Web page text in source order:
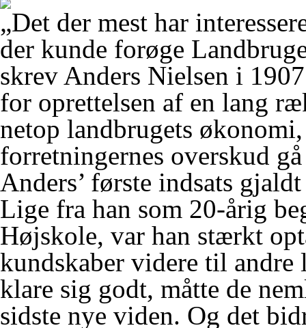
„Det der mest har
der kunde forøge
skrev Anders Nielsen i
for oprettelsen af en lang
netop landbrugets
forretningernes overskud
Anders’ første indsats
Lige fra han som 20-årig
Højskole, var han stærkt
kundskaber videre til andre
klare sig godt, måtte de
sidste nye viden. Og det